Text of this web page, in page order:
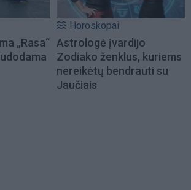
„Rasa“
Horoskopai
Astrologė įvardijo
Zodiako ženklus, kuriems
nereikėtų bendrauti su
Jaučiais